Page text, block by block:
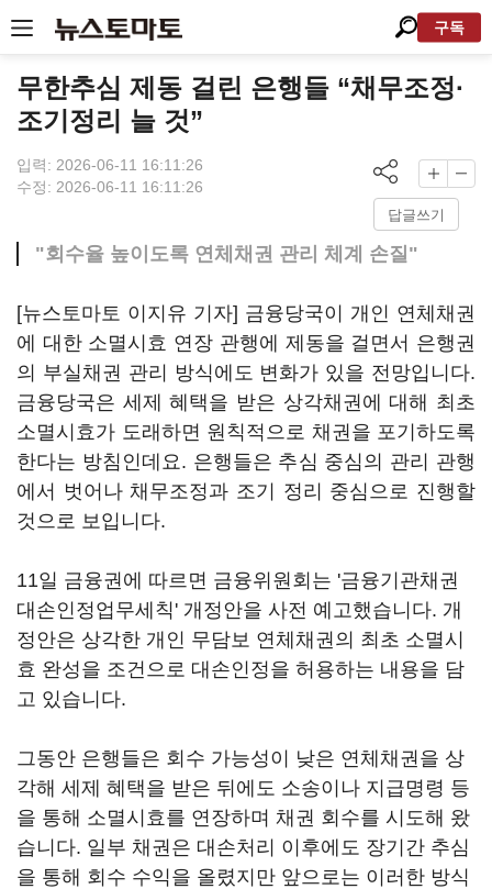
구독
무한추심 제동 걸린 은행들 “채무조정·
조기정리 늘 것”
입력: 2026-06-11 16:11:26
수정: 2026-06-11 16:11:26
답글쓰기
"회수율 높이도록 연체채권 관리 체계 손질"
[뉴스토마토 이지유 기자] 금융당국이 개인 연체채권
에 대한 소멸시효 연장 관행에 제동을 걸면서 은행권
의 부실채권 관리 방식에도 변화가 있을 전망입니다.
금융당국은 세제 혜택을 받은 상각채권에 대해 최초
소멸시효가 도래하면 원칙적으로 채권을 포기하도록
한다는 방침인데요. 은행들은 추심 중심의 관리 관행
에서 벗어나 채무조정과 조기 정리 중심으로 진행할
것으로 보입니다.
11일 금융권에 따르면 금융위원회는 '금융기관채권
대손인정업무세칙' 개정안을 사전 예고했습니다. 개
정안은 상각한 개인 무담보 연체채권의 최초 소멸시
효 완성을 조건으로 대손인정을 허용하는 내용을 담
고 있습니다.
그동안 은행들은 회수 가능성이 낮은 연체채권을 상
각해 세제 혜택을 받은 뒤에도 소송이나 지급명령 등
을 통해 소멸시효를 연장하며 채권 회수를 시도해 왔
습니다. 일부 채권은 대손처리 이후에도 장기간 추심
을 통해 회수 수익을 올렸지만 앞으로는 이러한 방식